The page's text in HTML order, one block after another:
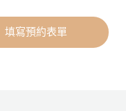
填寫預約表單